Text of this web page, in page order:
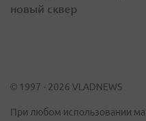
новый сквер
© 1997 - 2026 VLADNEWS
При любом использовании